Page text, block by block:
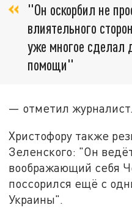
"Он оскорбил не
влиятельного
уже многое сделал
помощи"
— отметил журналист.
Христофору также
Зеленского: "Он
воображающий себя
поссорился ещё с
Украины".